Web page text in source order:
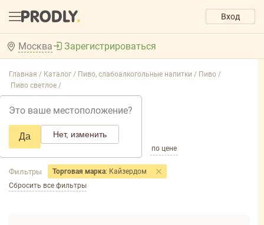
Вход
Москва
Это ваше местоположение?
Да Нет, изменить
Зарегистрироваться
Главная / Каталог / Пиво, слабоалкогольные напитки / Пиво /
Пиво светлое /
Добавить фильтр товаров
по популярности по цене
Фильтры Торговая марка: Кайзердом
Сбросить все фильтры